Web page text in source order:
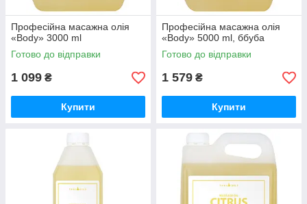
Професійна масажна олія
«Body» 3000 ml
Готово до відправки
1 099 ₴
Купити
Професійна масажна олія
«Body» 5000 ml, ббуба
Готово до відправки
1 579 ₴
Купити